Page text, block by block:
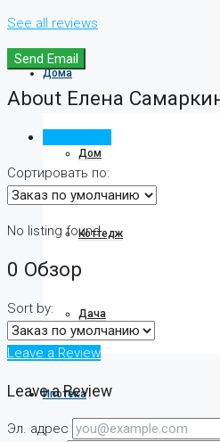
Дома
Дом
Коттедж
Дача
Ипотека
See all reviews
Send Email
About Елена
Сортировать по:
No listing found.
0 Обзор
Sort by:
Leave a Review
Leave a Review
Эл. адрес